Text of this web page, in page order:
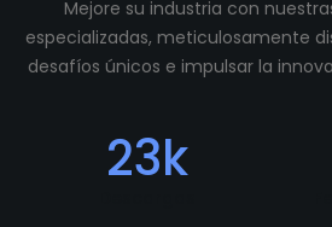
Mejore su industria con
especializadas, meticulosamente
desafíos únicos e impulsar la
23k